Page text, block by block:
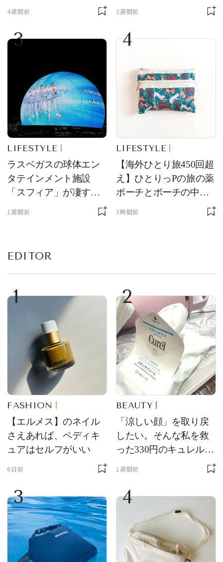
ンド【フレデリック・
をレビュー。【それい
け！ 良品ハンター】
4週間前 2週間前
3
LIFESTYLE
ラスベガスの球体エン
タテインメント施設
「スフィア」が凄すぎ
た！ ひとりっPが大後
1週間前
4
LIFESTYLE
【海外ひとり旅450回超
え】ひとりっPの旅の薬
ポーチとポーチの中身
を初公開！ 本当に使え
3時間前
EDITOR
1
FASHION
【エルメス】のネイル
さえあれば、ペディキ
ュアはセルフがいい
6日前
2
BEAUTY
「涼しい顔」を取り戻
したい。そんな私を救
った330円のキュレル名
1週間前
3 4